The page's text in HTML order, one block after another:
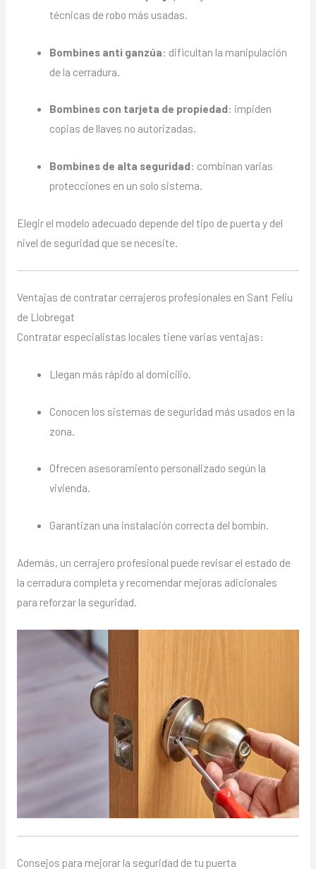
técnicas de robo más usadas.
Bombines anti ganzúa: dificultan la manipulación
de la cerradura.
Bombines con tarjeta de propiedad: impiden
copias de llaves no autorizadas.
Bombines de alta seguridad: combinan varias
protecciones en un solo sistema.
Elegir el modelo adecuado depende del tipo de puerta y del
nivel de seguridad que se necesite.
Ventajas de contratar cerrajeros profesionales en Sant Feliu
de Llobregat
Contratar especialistas locales tiene varias ventajas:
Llegan más rápido al domicilio.
Conocen los sistemas de seguridad más usados en la
zona.
Ofrecen asesoramiento personalizado según la
vivienda.
Garantizan una instalación correcta del bombín.
Además, un cerrajero profesional puede revisar el estado de
la cerradura completa y recomendar mejoras adicionales
para reforzar la seguridad.
Consejos para mejorar la seguridad de tu puerta